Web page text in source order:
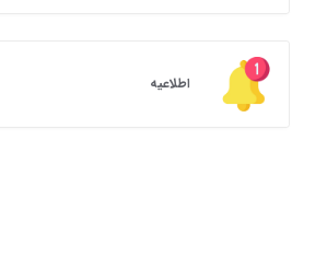
اطلاعیه